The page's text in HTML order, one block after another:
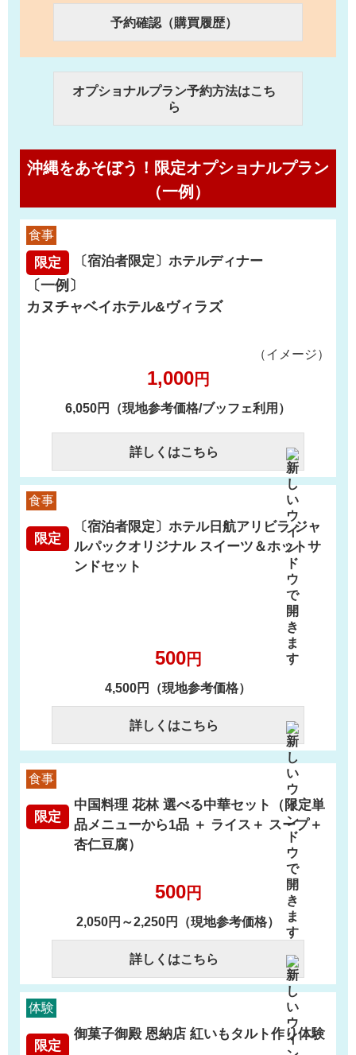
予約確認（購買履歴）
オプショナルプラン予約方法はこち
ら
沖縄をあそぼう！限定オプショナルプラン
（一例）
食事
限定 〔宿泊者限定〕ホテルディナー
〔一例〕
カヌチャベイホテル&ヴィラズ
（イメージ）
1,000円
6,050円（現地参考価格/ブッフェ利用）
詳しくはこちら
食事
限定
〔宿泊者限定〕ホテル日航アリビラ ジャ
ルパックオリジナル スイーツ＆ホットサ
ンドセット
500円
4,500円（現地参考価格）
詳しくはこちら
食事
限定
中国料理 花林 選べる中華セット（限定単
品メニューから1品 ＋ ライス＋ スープ＋
杏仁豆腐）
500円
2,050円～2,250円（現地参考価格）
詳しくはこちら
体験
限定
御菓子御殿 恩納店 紅いもタルト作り体験